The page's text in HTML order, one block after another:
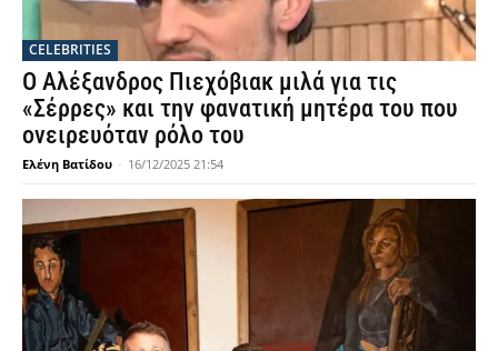
CELEBRITIES
Ο Αλέξανδρος Πιεχόβιακ μιλά για τις
«Σέρρες» και την φανατική μητέρα του που
ονειρευόταν ρόλο του
Ελένη Βατίδου - 16/12/2025 21:54